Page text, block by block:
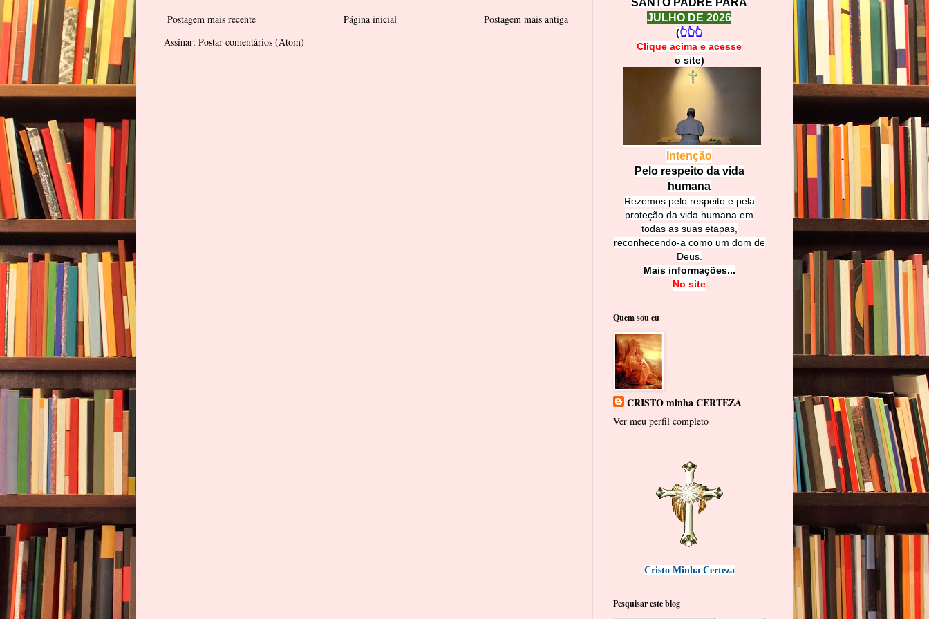
Postagem mais recente Postagem mais antiga
Página inicial
Assinar: Postar comentários (Atom)
SANTO PADRE PARA
JULHO DE 2026
(👆👆👆
Clique acima e acesse
o site)
Intenção
Pelo respeito da vida
humana
Rezemos pelo respeito e pela
proteção da vida humana em
todas as suas etapas,
reconhecendo-a como um dom de
Deus.
Mais informações...
No site
Quem sou eu
CRISTO minha CERTEZA
Ver meu perfil completo
Cristo Minha Certeza
Pesquisar este blog